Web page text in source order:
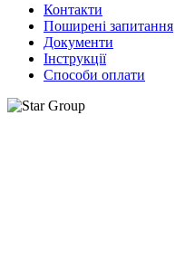
Контакти
Поширені запитання
Документи
Інструкції
Способи оплати